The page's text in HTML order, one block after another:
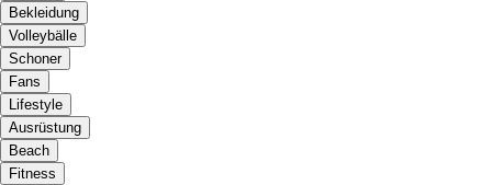
Bekleidung
Volleybälle
Schoner
Fans
Lifestyle
Ausrüstung
Beach
Fitness